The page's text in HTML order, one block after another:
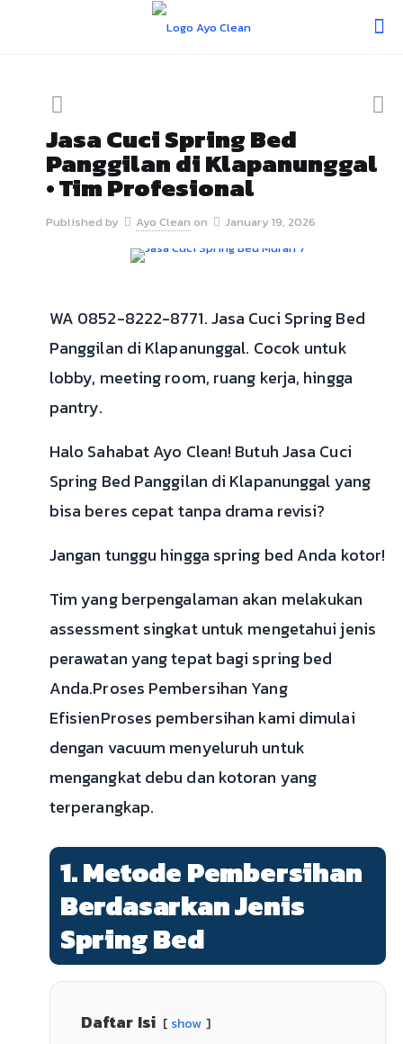
Jasa Cuci Spring Bed
Panggilan di Klapanunggal
• Tim Profesional
Published by Ayo Clean on January 19, 2026
WA 0852-8222-8771. Jasa Cuci Spring Bed
Panggilan di Klapanunggal. Cocok untuk
lobby, meeting room, ruang kerja, hingga
pantry.
Halo Sahabat Ayo Clean! Butuh Jasa Cuci
Spring Bed Panggilan di Klapanunggal yang
bisa beres cepat tanpa drama revisi?
Jangan tunggu hingga spring bed Anda kotor!
Tim yang berpengalaman akan melakukan
assessment singkat untuk mengetahui jenis
perawatan yang tepat bagi spring bed
Anda.Proses Pembersihan Yang
EfisienProses pembersihan kami dimulai
dengan vacuum menyeluruh untuk
mengangkat debu dan kotoran yang
terperangkap.
1. Metode Pembersihan
Berdasarkan Jenis
Spring Bed
Daftar Isi show